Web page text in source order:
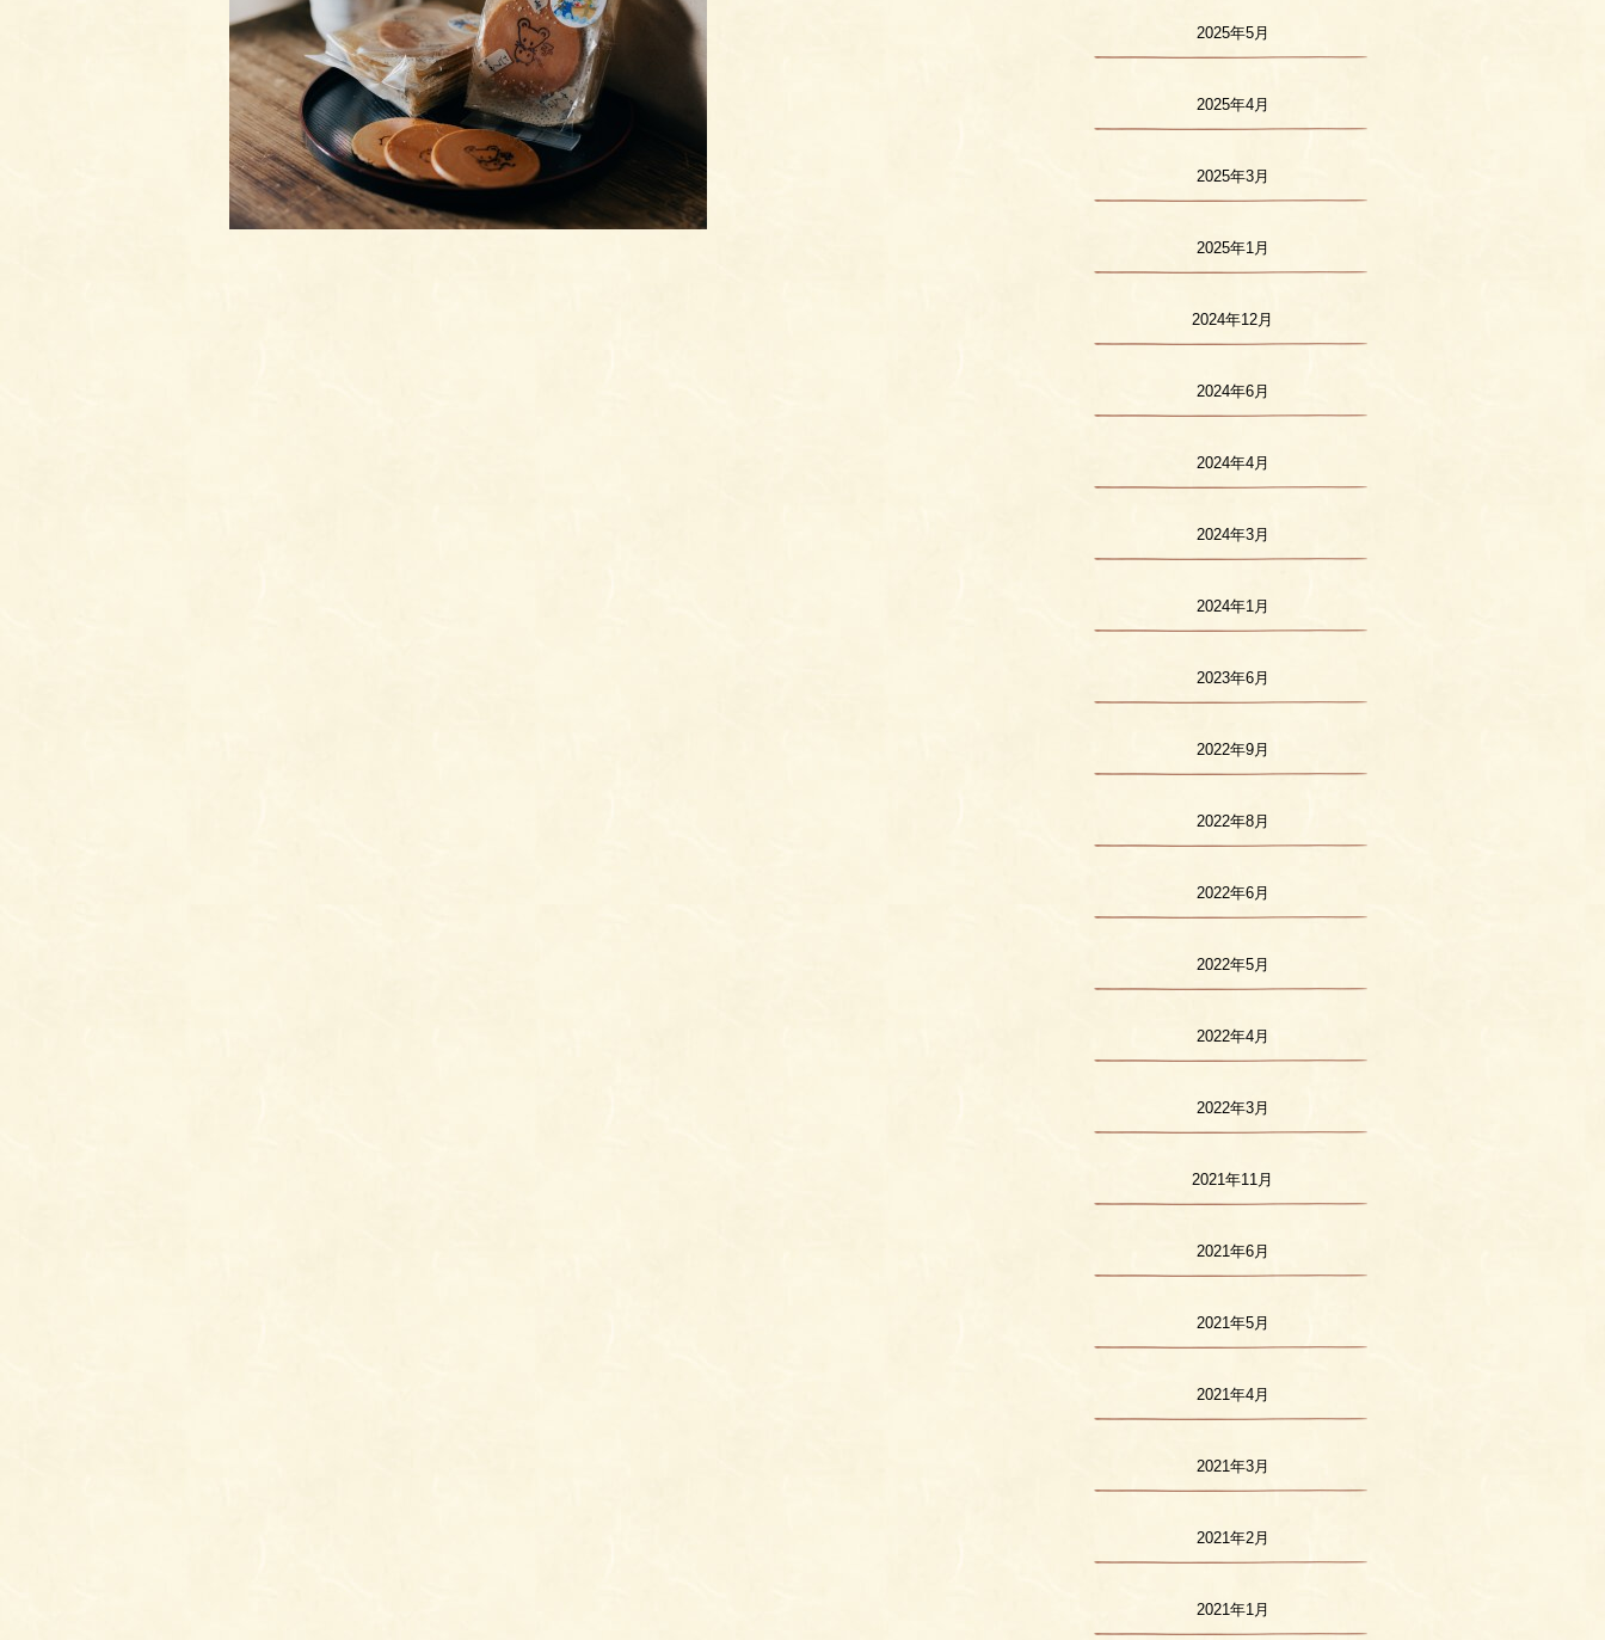
2025年5月
2025年4月
2025年3月
2025年1月
2024年12月
2024年6月
2024年4月
2024年3月
2024年1月
2023年6月
2022年9月
2022年8月
2022年6月
2022年5月
2022年4月
2022年3月
2021年11月
2021年6月
2021年5月
2021年4月
2021年3月
2021年2月
2021年1月